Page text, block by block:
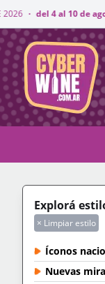
de agosto ·
CyberWine
Explorá
× Limpiar estilo
Íconos
Nuevas